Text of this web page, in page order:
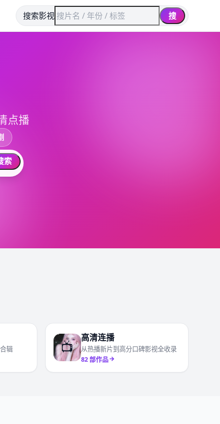
搜索影视 搜
点播
索
辑 📺
高清连播
从热播新片到高分口碑影视全收录
82部作品